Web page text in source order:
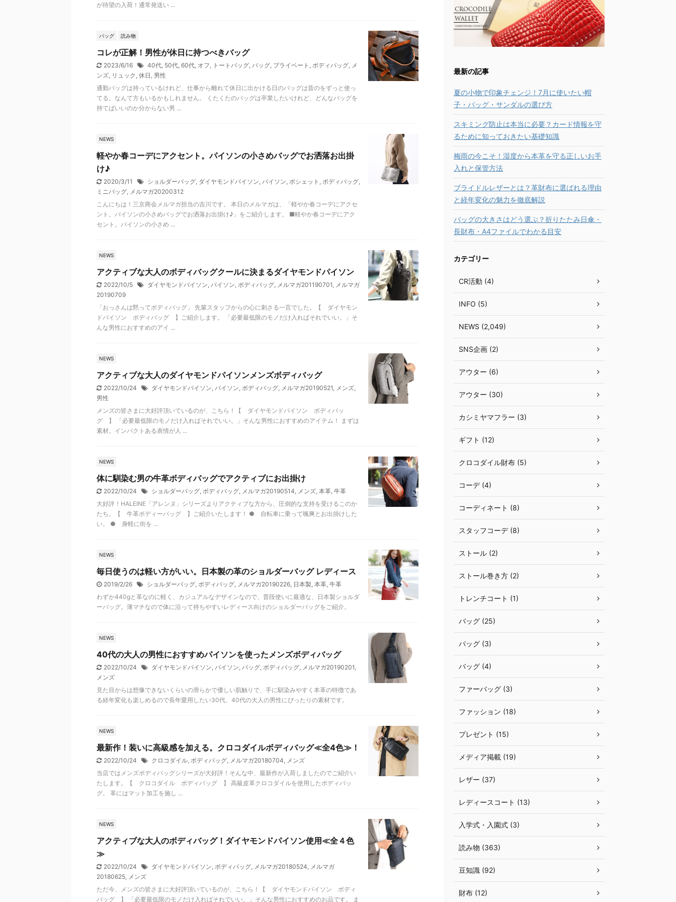
が待望の入荷！通常発送い ...
バッグ 読み物
コレが正解！男性が休日に持つべきバッグ
2023/6/16 40代, 50代, 60代, オフ, トートバッグ, バッグ, プライベート , ボディバッグ, メ
ンズ, リュック , 休日 , 男性
通勤バッグは持っているけれど、仕事から離れて休日に出かける日のバッグは昔のをずっと使っ
てる。なんて方もいるかもしれません。 くたくたのバッグは卒業したいけれど、どんなバッグを
持てばいいのか分からない男 ...
NEWS
軽やか春コーデにアクセント。パイソンの小さめバッグでお洒落お出掛
け♪
2020/3/11 ショルダーバッグ, ダイヤモンドパイソン, パイソン, ポシェット , ボディバッグ,
ミニバッグ, メルマガ20200312
こんにちは！三京商会メルマガ担当の吉川です。 本日のメルマガは、「軽やか春コーデにアクセ
ント。パイソンの小さめバッグでお洒落お出掛け♪」をご紹介します。 ■軽やか春コーデにアク
セント。パイソンの小さめ ...
NEWS
アクティブな大人のボディバッグクールに決まるダイヤモンドパイソン
2022/10/5 ダイヤモンドパイソン, パイソン, ボディバッグ, メルマガ201190701, メルマガ
20190709
「おっさんは黙ってボディバッグ」 先輩スタッフからの心に刺さる一言でした。【 ダイヤモン
ドパイソン ボディバッグ 】ご紹介します。 「必要最低限のモノだけ入ればそれでいい。」そ
んな男性におすすめのアイ ...
NEWS
アクティブな大人のダイヤモンドパイソンメンズボディバッグ
2022/10/24 ダイヤモンドパイソン, パイソン, ボディバッグ, メルマガ20190521, メンズ,
男性
メンズの皆さまに大好評頂いているのが、こちら！【 ダイヤモンドパイソン ボディバッ
グ 】 「必要最低限のモノだけ入ればそれでいい。」そんな男性におすすめのアイテム！ まずは
素材。インパクトある表情が人 ...
NEWS
体に馴染む男の牛革ボディバッグでアクティブにお出掛け
2022/10/24 ショルダーバッグ, ボディバッグ, メルマガ20190514, メンズ, 本革, 牛革
大好評！HALEINE「アレンヌ」シリーズよりアクティブな方から、圧倒的な支持を受けるこのか
たち。【 牛革ボディーバッグ 】ご紹介いたします！ ● 自転車に乗って颯爽とお出掛けした
い。 ● 身軽に街を ...
NEWS
毎日使うのは軽い方がいい。日本製の革のショルダーバッグ レディース
2019/2/26 ショルダーバッグ, ボディバッグ, メルマガ20190226, 日本製, 本革, 牛革
わずか440gと革なのに軽く、カジュアルなデザインなので、普段使いに最適な、日本製ショルダ
ーバッグ。薄マチなので体に沿って持ちやすいレディース向けのショルダーバッグをご紹介。
NEWS
40代の大人の男性におすすめパイソンを使ったメンズボディバッグ
2022/10/24 ダイヤモンドパイソン, パイソン, バッグ, ボディバッグ, メルマガ20190201,
メンズ
見た目からは想像できないくらいの滑らかで優しい肌触りで、手に馴染みやすく本革の特徴であ
る経年変化も楽しめるので長年愛用したい30代、40代の大人の男性にぴったりの素材です。
NEWS
最新作！装いに高級感を加える。クロコダイルボディバッグ≪全4色≫！
2022/10/24 クロコダイル, ボディバッグ, メルマガ20180704, メンズ
当店ではメンズボディバッグシリーズが大好評！そんな中、最新作が入荷しましたのでご紹介い
たします。【 クロコダイル ボディバッグ 】 高級皮革クロコダイルを使用したボディバッ
グ。 革にはマット加工を施し ...
NEWS
アクティブな大人のボディバッグ！ダイヤモンドパイソン使用≪全４色
≫
2022/10/24 ダイヤモンドパイソン, ボディバッグ, メルマガ20180524, メルマガ
20180625, メンズ
ただ今、メンズの皆さまに大好評頂いているのが、こちら！【 ダイヤモンドパイソン ボディ
バッグ 】 「必要最低限のモノだけ入ればそれでいい。」そんな男性におすすめのお品です。 ま
最新の記事
夏の小物で印象チェンジ！7月に使いたい帽
子・バッグ・サンダルの選び方
スキミング防止は本当に必要？カード情報を守
るために知っておきたい基礎知識
梅雨の今こそ！湿度から本革を守る正しいお手
入れと保管方法
ブライドルレザーとは？革財布に選ばれる理由
と経年変化の魅力を徹底解説
バッグの大きさはどう選ぶ？折りたたみ日傘・
長財布・A4ファイルでわかる目安
カテゴリー
CR活動 (4)
INFO (5)
NEWS (2,049)
SNS企画 (2)
アウター (6)
アウター (30)
カシミヤマフラー (3)
ギフト (12)
クロコダイル財布 (5)
コーデ (4)
コーディネート (8)
スタッフコーデ (8)
ストール (2)
ストール巻き方 (2)
トレンチコート (1)
バッグ (25)
バッグ (3)
バッグ (4)
ファーバッグ (3)
ファッション (18)
プレゼント (15)
メディア掲載 (19)
レザー (37)
レディースコート (13)
入学式・入園式 (3)
読み物 (363)
豆知識 (92)
財布 (12)